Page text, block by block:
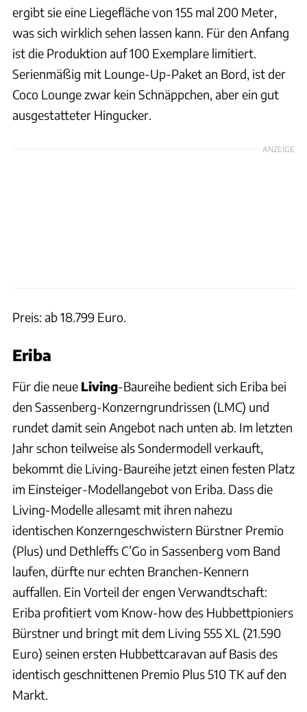
ergibt sie eine Liegefläche von 155 mal 200 Meter,
was sich wirklich sehen lassen kann. Für den Anfang
ist die Produktion auf 100 Exemplare limitiert.
Serienmäßig mit Lounge-Up-Paket an Bord, ist der
Coco Lounge zwar kein Schnäppchen, aber ein gut
ausgestatteter Hingucker.
ANZEIGE
Preis: ab 18.799 Euro.
Eriba
Für die neue Living-Baureihe bedient sich Eriba bei
den Sassenberg-Konzerngrundrissen (LMC) und
rundet damit sein Angebot nach unten ab. Im letzten
Jahr schon teilweise als Sondermodell verkauft,
bekommt die Living-Baureihe jetzt einen festen Platz
im Einsteiger-Modellangebot von Eriba. Dass die
Living-Modelle allesamt mit ihren nahezu
identischen Konzerngeschwistern Bürstner Premio
(Plus) und Dethleffs C’Go in Sassenberg vom Band
laufen, dürfte nur echten Branchen-Kennern
auffallen. Ein Vorteil der engen Verwandtschaft:
Eriba profitiert vom Know-how des Hubbettpioniers
Bürstner und bringt mit dem Living 555 XL (21.590
Euro) seinen ersten Hubbettcaravan auf Basis des
identisch geschnittenen Premio Plus 510 TK auf den
Markt.